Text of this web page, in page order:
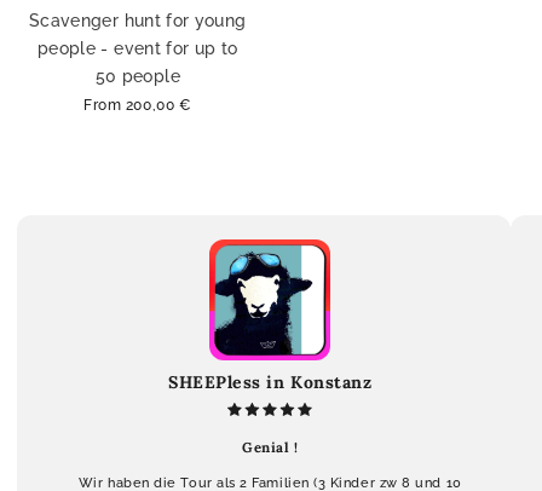
Scavenger hunt for young
people - event for up to
50 people
Regular
From 200,00 €
SHEEPless in Konstanz
Genial !
Wir haben die Tour als 2 Familien (3 Kinder zw 8 und 10